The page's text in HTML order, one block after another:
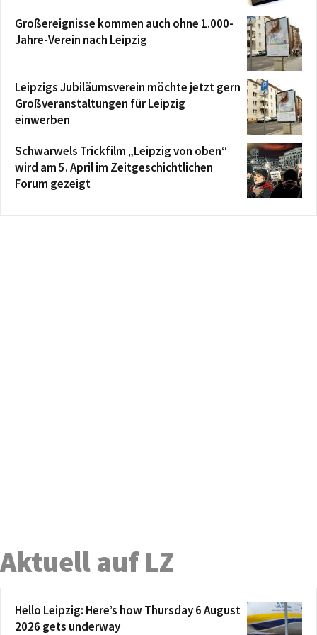
Großereignisse kommen auch ohne 1.000-
Jahre-Verein nach Leipzig
Leipzigs Jubiläumsverein möchte jetzt gern
Großveranstaltungen für Leipzig
einwerben
Schwarwels Trickfilm „Leipzig von oben“
wird am 5. April im Zeitgeschichtlichen
Forum gezeigt
Aktuell auf LZ
Hello Leipzig: Here’s how Thursday 6 August
2026 gets underway